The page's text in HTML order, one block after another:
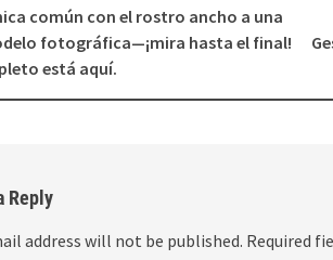
común con el rostro ancho a una
fotográfica—¡mira hasta el final!
está aquí.
Reply
address will not be published. Required